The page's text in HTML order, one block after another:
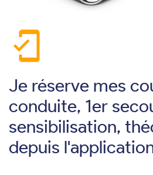
mobile_friendly
Je réserve mes
conduite, 1er
sensibilisation,
depuis